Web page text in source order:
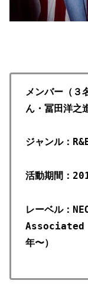
メンバー（３
ん・冨田洋之
ジャンル：
活動期間：
レーベル：
Associated
年〜）